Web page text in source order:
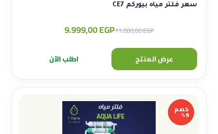
سعر فلتر مياه بيوركم CE7
11.000,00EGP
Original
9.999,00EGP
Current
عرض المنتج اطلب الآن
خصم
9%